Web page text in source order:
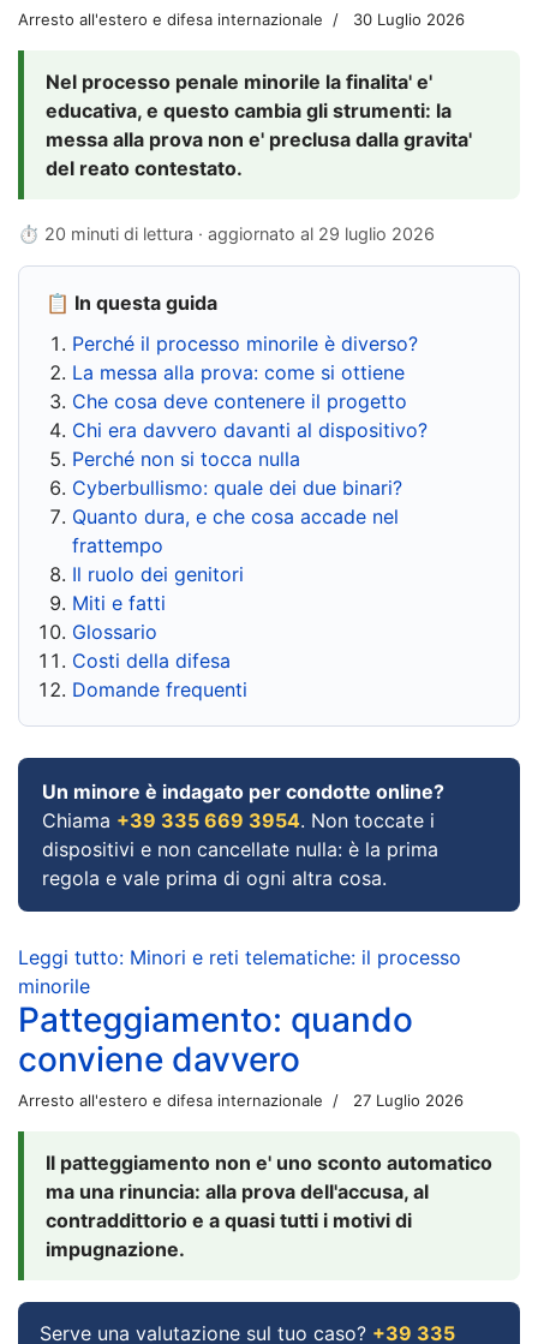
Arresto all'estero e difesa internazionale 30 Luglio 2026
Nel processo penale minorile la finalita' e'
educativa, e questo cambia gli strumenti: la
messa alla prova non e' preclusa dalla gravita'
del reato contestato.
⏱ 20 minuti di lettura · aggiornato al 29 luglio 2026
📋 In questa guida
Perché il processo minorile è diverso?
La messa alla prova: come si ottiene
Che cosa deve contenere il progetto
Chi era davvero davanti al dispositivo?
Perché non si tocca nulla
Cyberbullismo: quale dei due binari?
Quanto dura, e che cosa accade nel
frattempo
Il ruolo dei genitori
Miti e fatti
Glossario
Costi della difesa
Domande frequenti
Un minore è indagato per condotte online?
Chiama +39 335 669 3954. Non toccate i
dispositivi e non cancellate nulla: è la prima
regola e vale prima di ogni altra cosa.
Leggi tutto: Minori e reti telematiche: il processo
minorile
Patteggiamento: quando
conviene davvero
Arresto all'estero e difesa internazionale 27 Luglio 2026
Il patteggiamento non e' uno sconto automatico
ma una rinuncia: alla prova dell'accusa, al
contraddittorio e a quasi tutti i motivi di
impugnazione.
Serve una valutazione sul tuo caso? +39 335